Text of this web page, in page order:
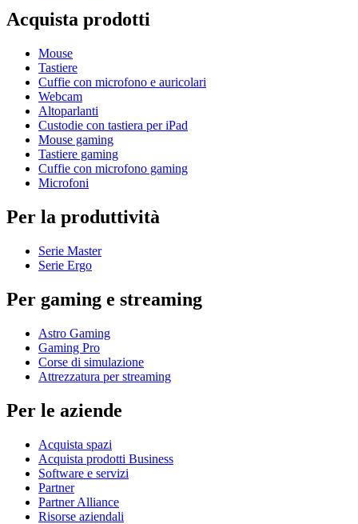
Acquista prodotti
Mouse
Tastiere
Cuffie con microfono e auricolari
Webcam
Altoparlanti
Custodie con tastiera per iPad
Mouse gaming
Tastiere gaming
Cuffie con microfono gaming
Microfoni
Per la produttività
Serie Master
Serie Ergo
Per gaming e streaming
Astro Gaming
Gaming Pro
Corse di simulazione
Attrezzatura per streaming
Per le aziende
Acquista spazi
Acquista prodotti Business
Software e servizi
Partner
Partner Alliance
Risorse aziendali